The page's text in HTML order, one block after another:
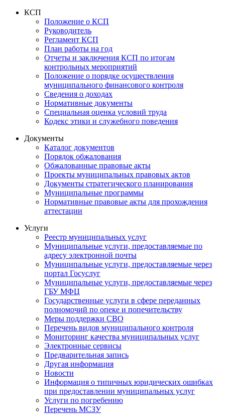
КСП
Положение о КСП
Руководитель
Регламент КСП
План работы на год
Отчеты и заключения КСП по итогам
контрольных мероприятий
Положение о порядке осуществления
муниципального финансового контроля
Сведения о доходах
Нормативные документы
Специальная оценка условий труда
Кодекс этики и служебного поведения
Документы
Каталог документов
Порядок обжалования
Обжалованные правовые акты
Проекты муниципальных правовых актов
Документы стратегического планирования
Муниципальные программы
Нормативные правовые акты для прохождения
аттестации
Услуги
Реестр муниципальных услуг
Муниципальные услуги, предоставляемые по
адресу электронной почты
Муниципальные услуги, предоставляемые через
портал Госуслуг
Муниципальные услуги, предоставляемые через
ГБУ МФЦ
Государственные услуги в сфере переданных
полномочий по опеке и попечительству
Меры поддержки СВО
Перечень видов муниципального контроля
Мониторинг качества муниципальных услуг
Электронные сервисы
Предварительная запись
Другая информация
Новости
Информация о типичных юридических ошибках
при предоставлении муниципальных услуг
Услуги по погребению
Перечень МСЗУ